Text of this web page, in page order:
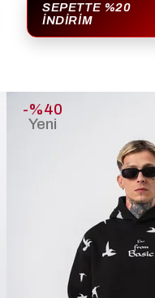
SEPETTE %20
İNDIRIM
%40
Yeni